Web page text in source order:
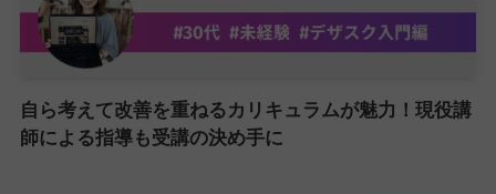
自ら考えて改善を重ねるカリキュラムが魅力！現役講
師による指導も受講の決め手に